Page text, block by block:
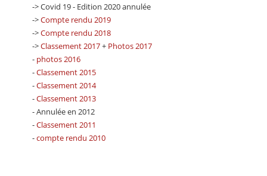
-> Covid 19 - Edition 2020 annulée
->Compte rendu 2019
->Compte rendu 2018
->Classement 2017+ Photos 2017
- photos 2016
-Classement 2015
-Classement 2014
-Classement 2013
- Annulée en 2012
-Classement 2011
-compte rendu 2010